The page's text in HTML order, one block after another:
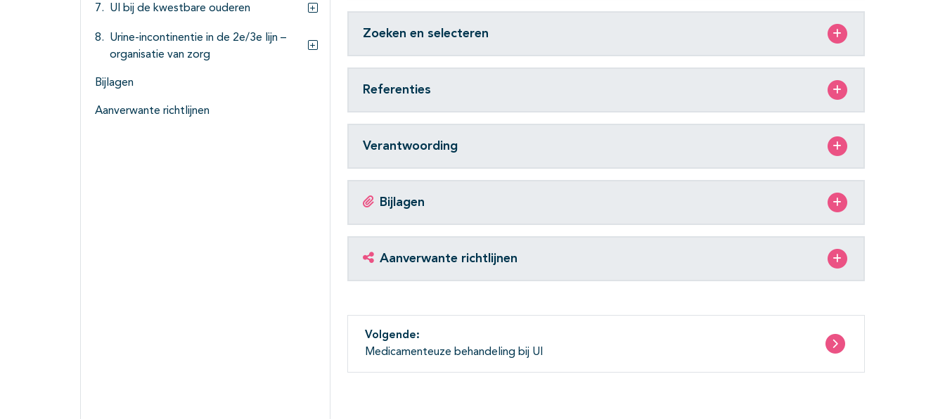
UI bij de kwestbare ouderen
Subpagina's open- en dichtklappen
Urine-incontinentie in de 2e/3e lijn –
organisatie van zorg
Bijlagen
Aanverwante richtlijnen
Zoeken en selecteren
Referenties
Verantwoording
Bijlagen
Aanverwante richtlijnen
Volgende:
Medicamenteuze behandeling bij UI